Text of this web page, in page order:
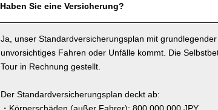
Haben Sie eine Versicherung?
Ja, unser Standardversicherungsplan mit
unvorsichtiges Fahren oder Unfälle kommt. Die
Tour in Rechnung gestellt.
Der Standardversicherungsplan deckt ab: